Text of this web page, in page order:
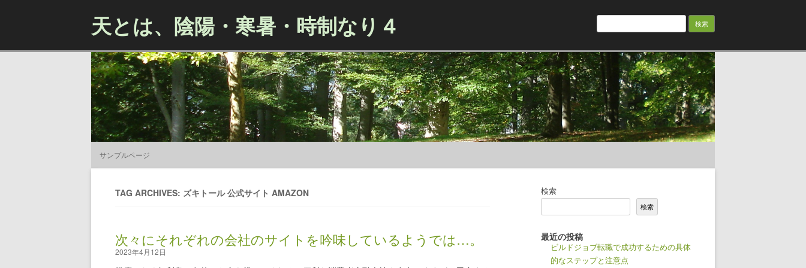
天とは、陰陽・寒暑・時制なり４ 検
サンプルページ
TAG ARCHIVES: ズキトール 公式サイト AMAZON
次々にそれぞれの会社のサイトを吟味しているようでは…。
2023年4月12日
検索
検索
最近の投稿
ビルドジョブ転職で成功するための具体
的なステップと注意点